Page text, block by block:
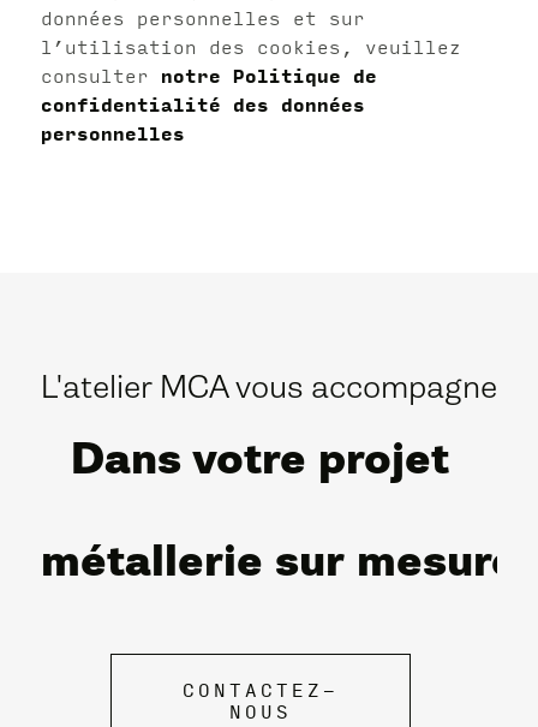
données personnelles et sur
l’utilisation des cookies, veuillez
consulter notre Politique de
confidentialité des données
personnelles
Dans votre projet
métallerie sur mesure
L'atelier MCA vous accompagne
CONTACTEZ-
NOUS